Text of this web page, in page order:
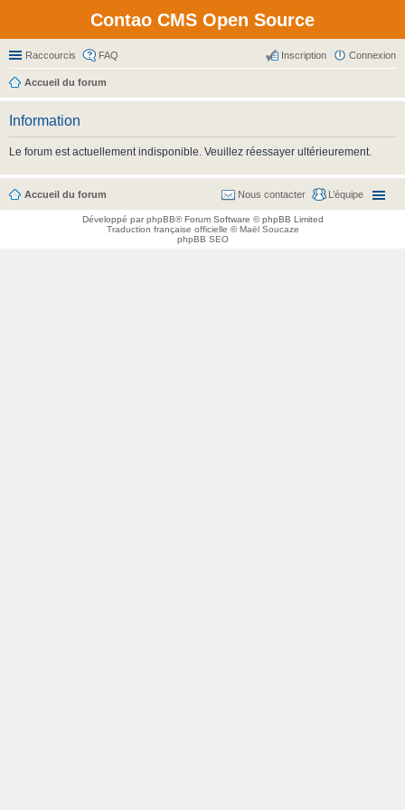
Contao CMS Open Source
Raccourcis FAQ Connexion
Inscription
Accueil du forum
Information
Le forum est actuellement indisponible. Veuillez réessayer ultérieurement.
Accueil du forum L’équipe
Nous contacter
Développé parphpBB® Forum Software © phpBB Limited
Traduction française officielle ©Maël Soucaze
phpBB SEO